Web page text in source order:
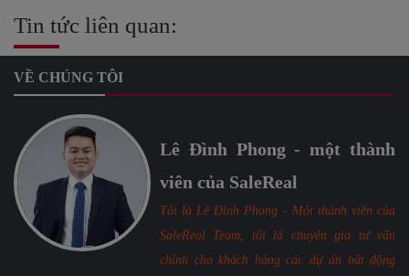
Tin tức liên quan:
VỀ CHÚNG TÔI
Lê Đình Phong - một thành
viên của SaleReal
Tôi là Lê Đình Phong - Một thành viên của
SaleReal Team, tôi là chuyên gia tư vấn
chính cho khách hàng các dự án bất động